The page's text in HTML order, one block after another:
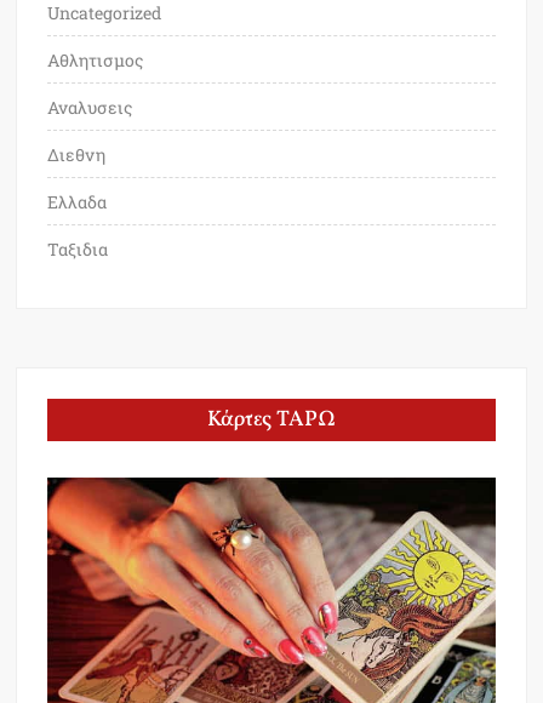
Uncategorized
Αθλητισμος
Αναλυσεις
Διεθνη
Ελλαδα
Ταξιδια
Κάρτες ΤΑΡΩ